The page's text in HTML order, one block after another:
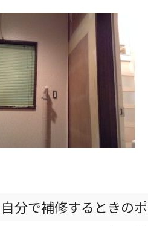
分で補修するときのポ